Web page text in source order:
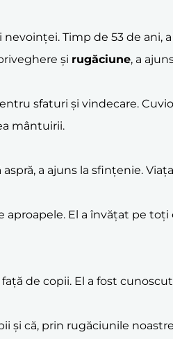
Timp de 53 de
și rugăciune, a
sfaturi și vindecare.
mântuirii.
a ajuns la sfințenie.
aproapele. El a învățat pe
de copii. El a fost
și că, prin rugăciunile